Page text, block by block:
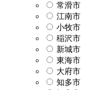
常滑市
江南市
小牧市
稲沢市
新城市
東海市
大府市
知多市